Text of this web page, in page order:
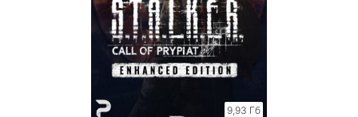
9,93 Гб